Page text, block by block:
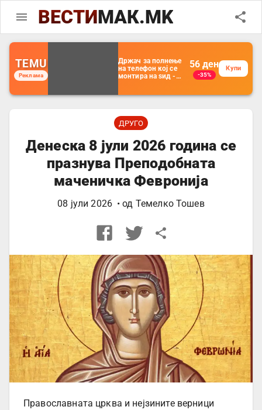
ВЕСТИМАК.MK
TEMU
Реклама
Држач за полнење
на телефон кој се
монтира на ѕид -
организатор за
далечински
управувач
56 ден
-35%
Купи
ДРУГО
Денеска 8 јули 2026 година се
празнува Преподобната
маченичка Февронија
08 јули 2026 • од Темелко Тошев
Православната црква и нејзините верници